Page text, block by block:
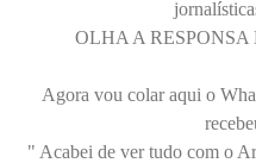
OLHA A
Agora vou colar aqui o
" Acabei de ver tudo com o